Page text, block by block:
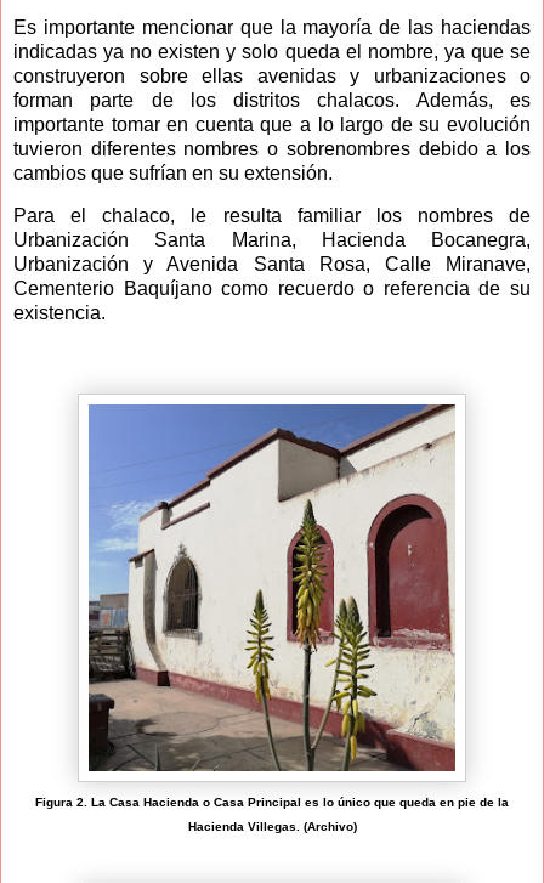
Es importante mencionar que la mayoría de las haciendas
indicadas ya no existen y solo queda el nombre, ya que se
construyeron sobre ellas avenidas y urbanizaciones o
forman parte de los distritos chalacos. Además, es
importante tomar en cuenta que a lo largo de su evolución
tuvieron diferentes nombres o sobrenombres debido a los
cambios que sufrían en su extensión.
Para el chalaco, le resulta familiar los nombres de
Urbanización Santa Marina, Hacienda Bocanegra,
Urbanización y Avenida Santa Rosa, Calle Miranave,
Cementerio Baquíjano como recuerdo o referencia de su
existencia.
Figura 2. La Casa Hacienda o Casa Principal es lo único que queda en pie de la
Hacienda Villegas. (Archivo)